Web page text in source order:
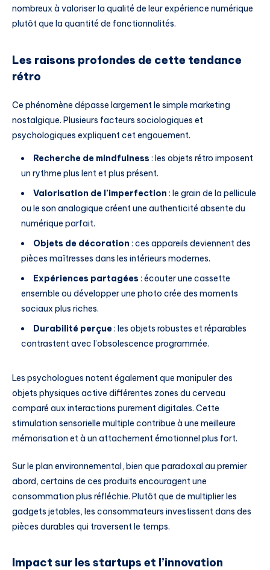
nombreux à valoriser la qualité de leur expérience numérique
plutôt que la quantité de fonctionnalités.
Les raisons profondes de cette tendance
rétro
Ce phénomène dépasse largement le simple marketing
nostalgique. Plusieurs facteurs sociologiques et
psychologiques expliquent cet engouement.
Recherche de mindfulness : les objets rétro imposent
un rythme plus lent et plus présent.
Valorisation de l’imperfection : le grain de la pellicule
ou le son analogique créent une authenticité absente du
numérique parfait.
Objets de décoration : ces appareils deviennent des
pièces maîtresses dans les intérieurs modernes.
Expériences partagées : écouter une cassette
ensemble ou développer une photo crée des moments
sociaux plus riches.
Durabilité perçue: les objets robustes et réparables
contrastent avec l’obsolescence programmée.
Les psychologues notent également que manipuler des
objets physiques active différentes zones du cerveau
comparé aux interactions purement digitales. Cette
stimulation sensorielle multiple contribue à une meilleure
mémorisation et à un attachement émotionnel plus fort.
Sur le plan environnemental, bien que paradoxal au premier
abord, certains de ces produits encouragent une
consommation plus réfléchie. Plutôt que de multiplier les
gadgets jetables, les consommateurs investissent dans des
pièces durables qui traversent le temps.
Impact sur les startups et l’innovation